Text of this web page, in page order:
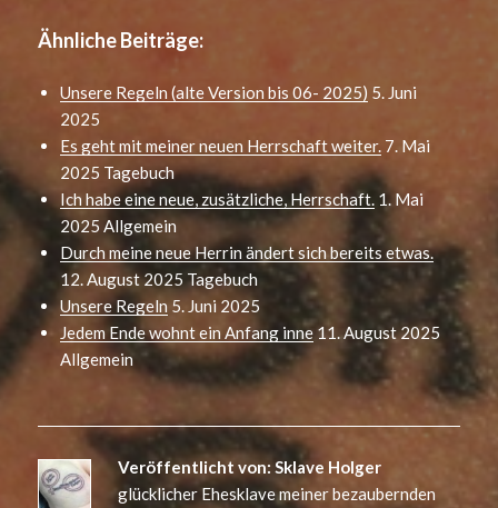
Ähnliche Beiträge:
Unsere Regeln (alte Version bis 06- 2025) 5. Juni
2025
Es geht mit meiner neuen Herrschaft weiter. 7. Mai
2025 Tagebuch
Ich habe eine neue, zusätzliche, Herrschaft. 1. Mai
2025 Allgemein
Durch meine neue Herrin ändert sich bereits etwas.
12. August 2025 Tagebuch
Unsere Regeln 5. Juni 2025
Jedem Ende wohnt ein Anfang inne 11. August 2025
Allgemein
Veröffentlicht von: Sklave Holger
glücklicher Ehesklave meiner bezaubernden